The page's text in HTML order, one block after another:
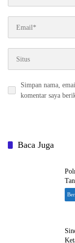
Simpan nama,
komentar saya
Baca Juga